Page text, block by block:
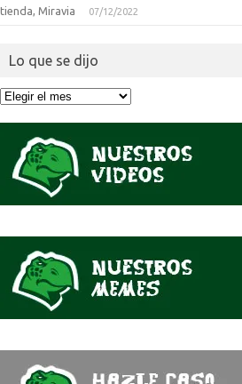
tienda, Miravia
07/12/2022
Lo que se dijo
Lo